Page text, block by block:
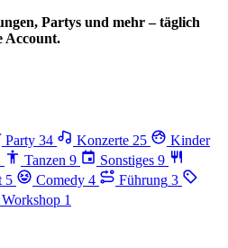
Partys und mehr – täglich
Account.
Party 34 Konzerte 25
Kinder
Tanzen 9 Sonstiges 9
5 Comedy 4 Führung 3
Workshop 1